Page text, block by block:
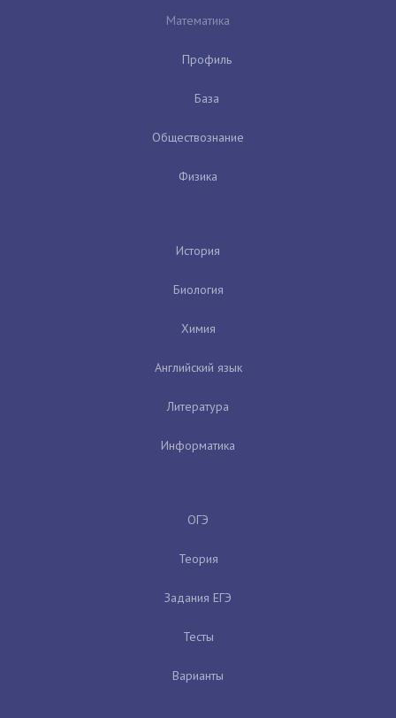
Математика
Профиль
База
Обществознание
Физика
История
Биология
Химия
Английский язык
Литература
Информатика
ОГЭ
Теория
Задания ЕГЭ
Тесты
Варианты